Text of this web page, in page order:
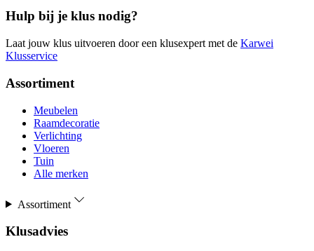
Hulp bij je klus nodig?
Laat jouw klus uitvoeren door een klusexpert met de Karwei
Klusservice
Assortiment
Meubelen
Raamdecoratie
Verlichting
Vloeren
Tuin
Alle merken
Assortiment
Klusadvies